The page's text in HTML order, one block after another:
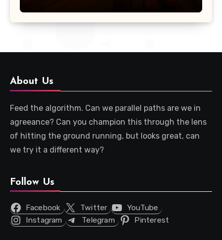
About Us
Feed the algorithm. Can we parallel paths are we in
agreeance? Can you champion this through the lens
of hitting the ground running, but looks great, can
we try it a different way?
Follow Us
Facebook Twitter
YouTube
Instagram
Telegram Pinterest